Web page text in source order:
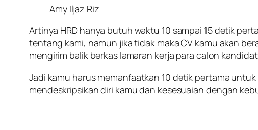
Amy Iljaz Riz
Artinya HRD hanya butuh waktu 10 sampai 15 detik
tentang kami, namun jika tidak maka CV kamu akan
mengirim balik berkas lamaran kerja para calon
Jadi kamu harus memanfaatkan 10 detik pertama
mendeskripsikan diri kamu dan kesesuaian dengan